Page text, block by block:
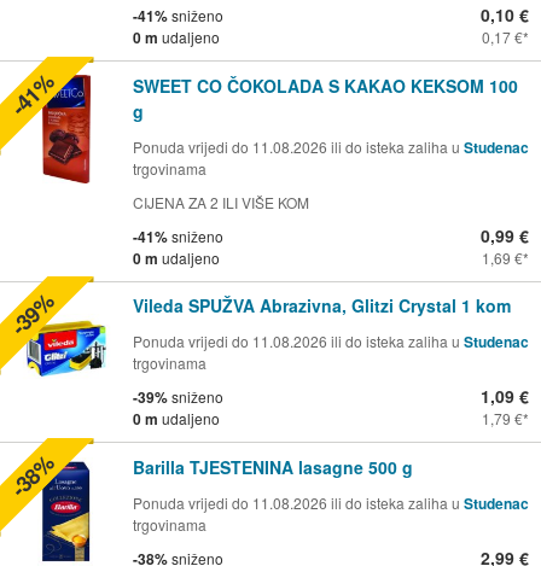
-41%sniženo
0 m udaljeno
0,10 €
0,17 €
SWEET CO ČOKOLADA S KAKAO KEKSOM 100
g
Ponuda vrijedi do 11.08.2026 ili do isteka zaliha u Studenac
trgovinama
CIJENA ZA 2 ILI VIŠE KOM
-41%sniženo
0 m udaljeno
0,99 €
1,69 €
-41%
Vileda SPUŽVA Abrazivna, Glitzi Crystal 1 kom
Ponuda vrijedi do 11.08.2026 ili do isteka zaliha u Studenac
trgovinama
-39%sniženo
0 m udaljeno
1,09 €
1,79 €
-39%
Barilla TJESTENINA lasagne 500 g
Ponuda vrijedi do 11.08.2026 ili do isteka zaliha u Studenac
trgovinama
-38%sniženo 2,99 €
-38%